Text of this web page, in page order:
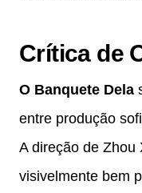
Crítica de
O Banquete Dela
entre produção
A direção de Zhou
visivelmente bem